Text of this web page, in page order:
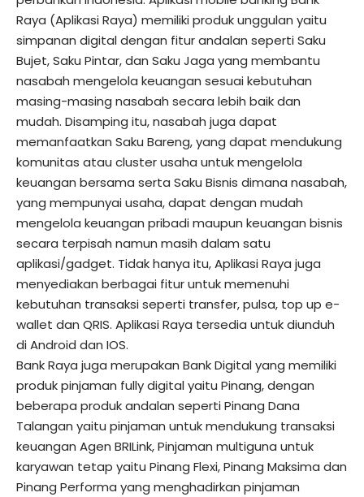
Raya (Aplikasi Raya) memiliki produk unggulan yaitu
simpanan digital dengan fitur andalan seperti Saku
Bujet, Saku Pintar, dan Saku Jaga yang membantu
nasabah mengelola keuangan sesuai kebutuhan
masing-masing nasabah secara lebih baik dan
mudah. Disamping itu, nasabah juga dapat
memanfaatkan Saku Bareng, yang dapat mendukung
komunitas atau cluster usaha untuk mengelola
keuangan bersama serta Saku Bisnis dimana nasabah,
yang mempunyai usaha, dapat dengan mudah
mengelola keuangan pribadi maupun keuangan bisnis
secara terpisah namun masih dalam satu
aplikasi/gadget. Tidak hanya itu, Aplikasi Raya juga
menyediakan berbagai fitur untuk memenuhi
kebutuhan transaksi seperti transfer, pulsa, top up e-
wallet dan QRIS. Aplikasi Raya tersedia untuk diunduh
di Android dan IOS.
Bank Raya juga merupakan Bank Digital yang memiliki
produk pinjaman fully digital yaitu Pinang, dengan
beberapa produk andalan seperti Pinang Dana
Talangan yaitu pinjaman untuk mendukung transaksi
keuangan Agen BRILink, Pinjaman multiguna untuk
karyawan tetap yaitu Pinang Flexi, Pinang Maksima dan
Pinang Performa yang menghadirkan pinjaman